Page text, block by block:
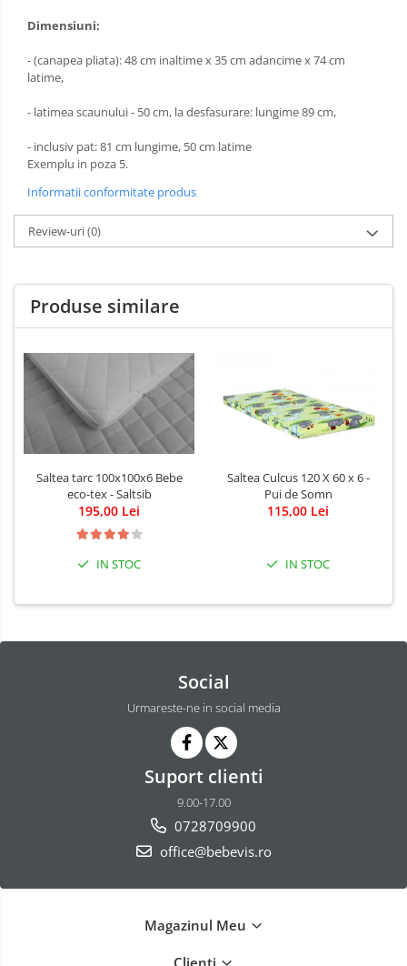
Dimensiuni:
- (canapea pliata): 48 cm inaltime x 35 cm adancime x 74 cm
latime,
- latimea scaunului - 50 cm, la desfasurare: lungime 89 cm,
- inclusiv pat: 81 cm lungime, 50 cm latime
Exemplu in poza 5.
Informatii conformitate produs
Review-uri(0)
Produse similare
Saltea tarc 100x100x6 Bebe
eco-tex - Saltsib
195,00 Lei
IN STOC
Saltea Culcus 120 X 60 x 6 -
Pui de Somn
115,00 Lei
IN STOC
Social
Urmareste-ne in social media
Suport clienti
9.00-17.00
0728709900
office@bebevis.ro
Magazinul Meu